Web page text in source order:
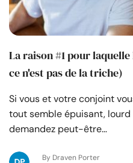
La raison #1 pour
ce n'est pas de la triche)
Si vous et votre conjoint
tout semble épuisant,
demandez peut-être…
By Draven Porter